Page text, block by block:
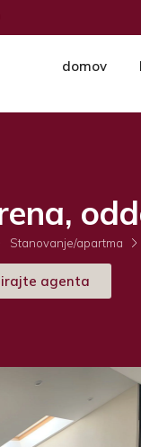
domov
Stanovanje/apartma
agenta